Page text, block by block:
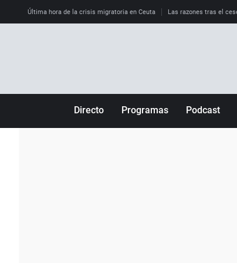
Última hora de la crisis migratoria en Ceuta Las razones tras el
Directo Programas Podcast